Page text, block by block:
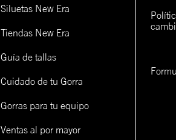
Siluetas New Era
Tiendas New Era
Guía de tallas
Cuidado de tu Gorra
Gorras para tu equipo
Ventas al por mayor